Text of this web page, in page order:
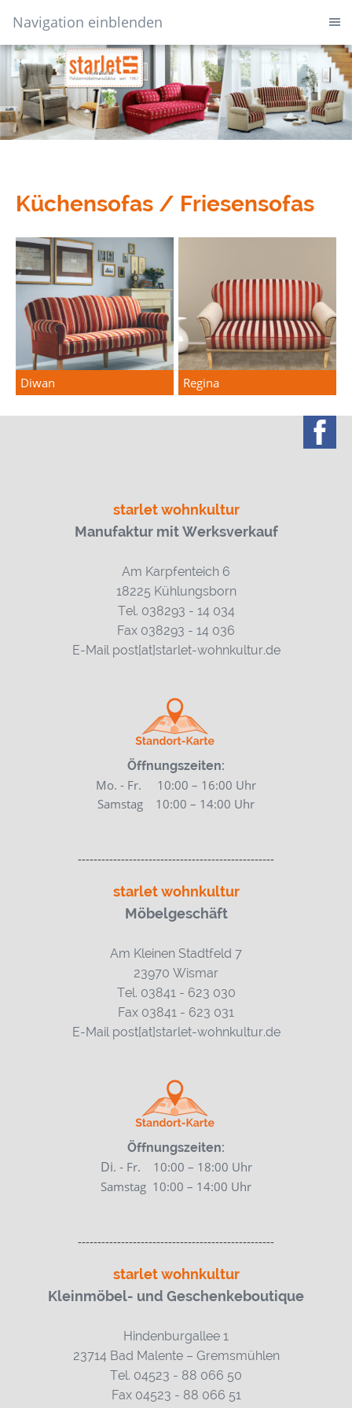
Navigation einblenden
Küchensofas / Friesensofas
Diwan Regina
starlet wohnkultur
Manufaktur mit Werksverkauf
Am Karpfenteich 6
18225 Kühlungsborn
Tel. 038293 - 14 034
Fax 038293 - 14 036
E-Mail post[at]starlet-wohnkultur.de
Öffnungszeiten:
Mo. - Fr. 10:00 – 16:00 Uhr
Samstag 10:00 – 14:00 Uhr
--------------------------------------------------
starlet wohnkultur
Möbelgeschäft
Am Kleinen Stadtfeld 7
23970 Wismar
Tel. 03841 - 623 030
Fax 03841 - 623 031
E-Mail post[at]starlet-wohnkultur.de
Öffnungszeiten:
Di. - Fr. 10:00 – 18:00 Uhr
Samstag 10:00 – 14:00 Uhr
--------------------------------------------------
starlet wohnkultur
Kleinmöbel- und Geschenkeboutique
Hindenburgallee 1
23714 Bad Malente – Gremsmühlen
Tel. 04523 - 88 066 50
Fax 04523 - 88 066 51